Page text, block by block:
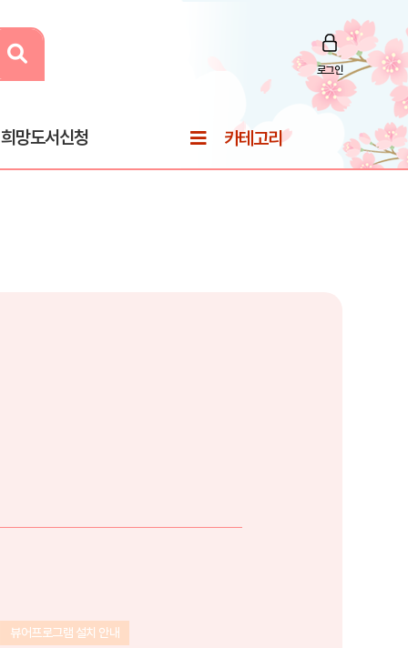
로그인
희망도서신청 카테고리
뷰어프로그램 설치 안내